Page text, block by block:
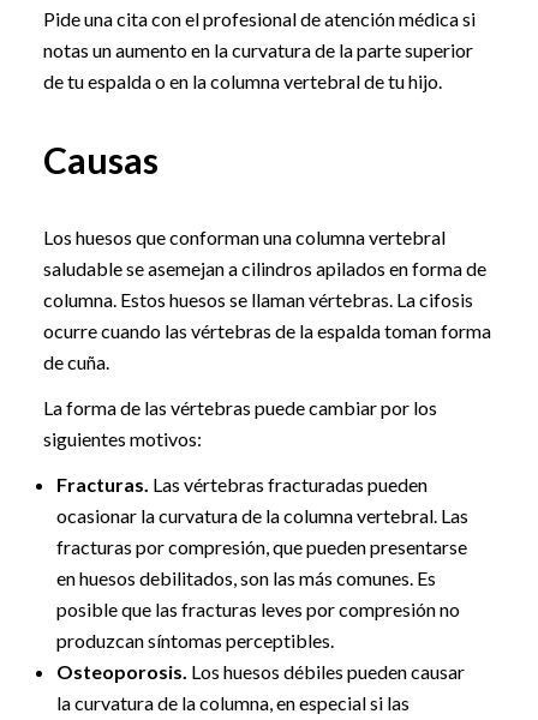
Pide una cita con el profesional de atención médica si
notas un aumento en la curvatura de la parte superior
de tu espalda o en la columna vertebral de tu hijo.
Causas
Los huesos que conforman una columna vertebral
saludable se asemejan a cilindros apilados en forma de
columna. Estos huesos se llaman vértebras. La cifosis
ocurre cuando las vértebras de la espalda toman forma
de cuña.
La forma de las vértebras puede cambiar por los
siguientes motivos:
Fracturas. Las vértebras fracturadas pueden
ocasionar la curvatura de la columna vertebral. Las
fracturas por compresión, que pueden presentarse
en huesos debilitados, son las más comunes. Es
posible que las fracturas leves por compresión no
produzcan síntomas perceptibles.
Osteoporosis. Los huesos débiles pueden causar
la curvatura de la columna, en especial si las